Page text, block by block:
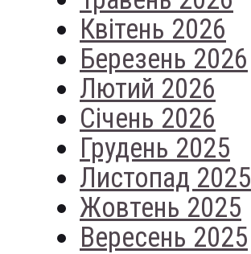
Квітень 2026
Березень 2026
Лютий 2026
Січень 2026
Грудень 2025
Листопад 2025
Жовтень 2025
Вересень 2025